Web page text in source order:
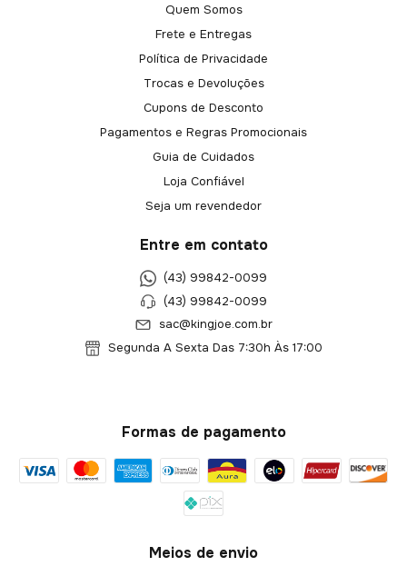
Quem Somos
Frete e Entregas
Política de Privacidade
Trocas e Devoluções
Cupons de Desconto
Pagamentos e Regras Promocionais
Guia de Cuidados
Loja Confiável
Seja um revendedor
Entre em contato
(43) 99842-0099
(43) 99842-0099
sac@kingjoe.com.br
Segunda A Sexta Das 7:30h Às 17:00
Formas de pagamento
Meios de envio